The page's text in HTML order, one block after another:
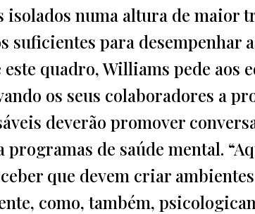
isolados numa altura de maior
suficientes para desempenhar
este quadro, Williams pede aos
os seus colaboradores a
deverão promover
programas de saúde mental.
que devem criar
como, também,